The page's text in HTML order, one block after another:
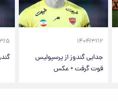
۱۴۰۴/۳/۱۲
جدایی گندوز از پرسپولیس
قوت گرفت + عکس